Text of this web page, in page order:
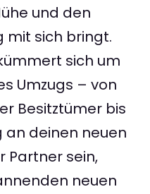
und den
mit sich bringt.
sich um
Umzugs – von
Besitztümer bis
an deinen neuen
Partner sein,
neuen